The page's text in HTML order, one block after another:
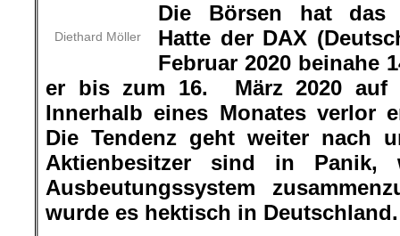
Diethard Möller
Die Börsen hat das
Hatte der DAX
Februar 2020 beinahe
er bis zum 16. März 2020 auf
Innerhalb eines Monates verlor
Die Tendenz geht weiter nach
Aktienbesitzer sind in Panik,
Ausbeutungssystem
wurde es hektisch in Deutschland.